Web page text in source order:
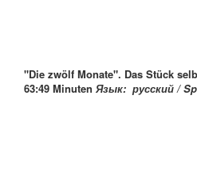
"Die zwölf Monate". Das Stück
63:49 Minuten Язык: русский /